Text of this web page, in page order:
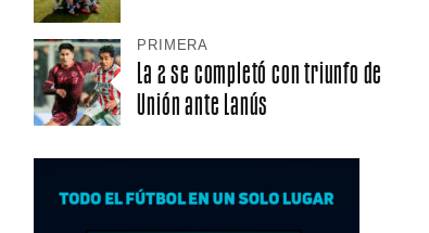
PRIMERA
La 2 se completó con triunfo de
Unión ante Lanús